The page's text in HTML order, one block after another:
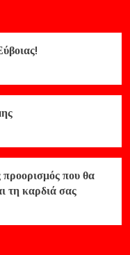
προορισμός που θα
τη καρδιά σας